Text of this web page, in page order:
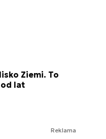
Ziemi. To
lat
Reklama